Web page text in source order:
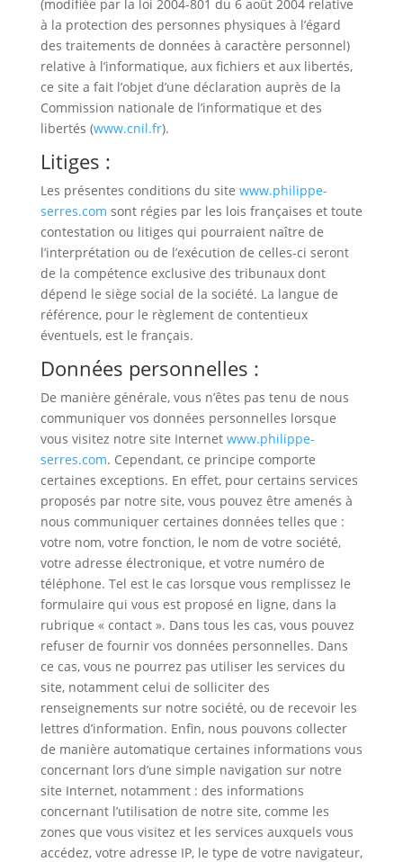
(modifiée par la loi 2004-801 du 6 août 2004 relative
à la protection des personnes physiques à l’égard
des traitements de données à caractère personnel)
relative à l’informatique, aux fichiers et aux libertés,
ce site a fait l’objet d’une déclaration auprès de la
Commission nationale de l’informatique et des
libertés (www.cnil.fr).
Litiges :
Les présentes conditions du site www.philippe-
serres.com sont régies par les lois françaises et toute
contestation ou litiges qui pourraient naître de
l’interprétation ou de l’exécution de celles-ci seront
de la compétence exclusive des tribunaux dont
dépend le siège social de la société. La langue de
référence, pour le règlement de contentieux
éventuels, est le français.
Données personnelles :
De manière générale, vous n’êtes pas tenu de nous
communiquer vos données personnelles lorsque
vous visitez notre site Internet www.philippe-
serres.com. Cependant, ce principe comporte
certaines exceptions. En effet, pour certains services
proposés par notre site, vous pouvez être amenés à
nous communiquer certaines données telles que :
votre nom, votre fonction, le nom de votre société,
votre adresse électronique, et votre numéro de
téléphone. Tel est le cas lorsque vous remplissez le
formulaire qui vous est proposé en ligne, dans la
rubrique « contact ». Dans tous les cas, vous pouvez
refuser de fournir vos données personnelles. Dans
ce cas, vous ne pourrez pas utiliser les services du
site, notamment celui de solliciter des
renseignements sur notre société, ou de recevoir les
lettres d’information. Enfin, nous pouvons collecter
de manière automatique certaines informations vous
concernant lors d’une simple navigation sur notre
site Internet, notamment : des informations
concernant l’utilisation de notre site, comme les
zones que vous visitez et les services auxquels vous
accédez, votre adresse IP, le type de votre navigateur,